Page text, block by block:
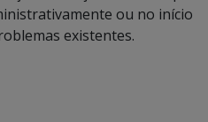
ou no início
existentes.